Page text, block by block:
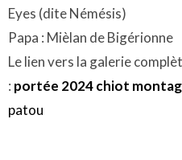
Eyes (dite Némésis)
Papa : Mièlan de Bigérionne
Le lien vers la galerie
: portée 2024 chiot
patou